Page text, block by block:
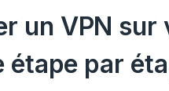
un VPN
étape par